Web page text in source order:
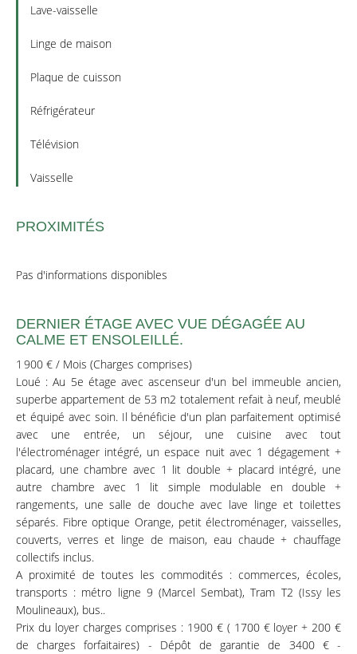
Lave-vaisselle
Linge de maison
Plaque de cuisson
Réfrigérateur
Télévision
Vaisselle
PROXIMITÉS
Pas d'informations disponibles
DERNIER ÉTAGE AVEC VUE DÉGAGÉE AU
CALME ET ENSOLEILLÉ.
1 900 € / Mois (Charges comprises)
Loué : Au 5e étage avec ascenseur d'un bel immeuble ancien,
superbe appartement de 53 m2 totalement refait à neuf, meublé
et équipé avec soin. Il bénéficie d'un plan parfaitement optimisé
avec une entrée, un séjour, une cuisine avec tout
l'électroménager intégré, un espace nuit avec 1 dégagement +
placard, une chambre avec 1 lit double + placard intégré, une
autre chambre avec 1 lit simple modulable en double +
rangements, une salle de douche avec lave linge et toilettes
séparés. Fibre optique Orange, petit électroménager, vaisselles,
couverts, verres et linge de maison, eau chaude + chauffage
collectifs inclus.
A proximité de toutes les commodités : commerces, écoles,
transports : métro ligne 9 (Marcel Sembat), Tram T2 (Issy les
Moulineaux), bus..
Prix du loyer charges comprises : 1900 € ( 1700 € loyer + 200 €
de charges forfaitaires) - Dépôt de garantie de 3400 € -